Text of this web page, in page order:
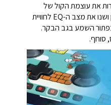
את עוצמת הקול של
האוזניות, השתקו את המיקרופון ושנו את מצב ה-EQ לחוויית
השמע בגב הבקר.